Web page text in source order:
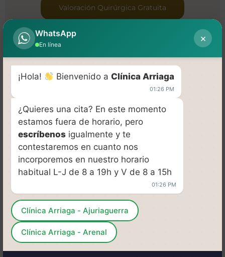
Valoración Quirúrgica Gratuita
C/ Juan Ajuriaguerra, 36 48009 Bilbao
WhatsApp
En línea
×
¡Hola! Bienvenido aClínica Arriaga
01:26 PM
¿Quieres una cita? En este momento
estamos fuera de horario, pero
escríbenos igualmente y te
contestaremos en cuanto nos
incorporemos en nuestro horario
habitual L-J de 8 a 19h y V de 8 a 15h
01:26 PM
Clínica Arriaga - Ajuriaguerra
Clínica Arriaga - Arenal